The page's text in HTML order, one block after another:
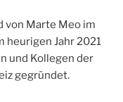
von Marte Meo im
heurigen Jahr 2021
und Kollegen der
gegründet.